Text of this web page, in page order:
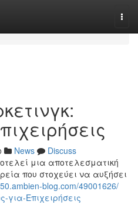
News
Discuss
μια αποτελεσματική
που στοχεύει να αυξήσει
blog.com/49001626/
για-Επιχειρήσεις